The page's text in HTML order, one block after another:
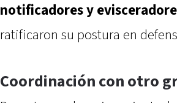
notificadores y
ratificaron su postura en
Coordinación con otro